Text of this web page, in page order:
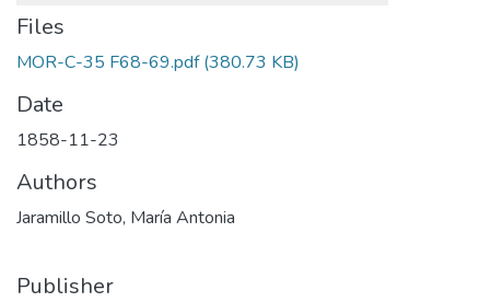
Files
MOR-C-35 F68-69.pdf(380.73 KB)
Date
1858-11-23
Authors
Jaramillo Soto, María Antonia
Publisher